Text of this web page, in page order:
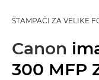
ŠTAMPAČI ZA VELIKE
Canon
300 MFP